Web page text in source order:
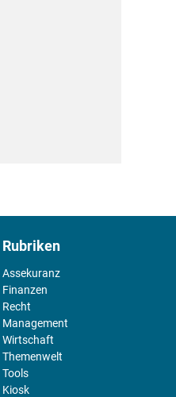
Rubriken
Assekuranz
Finanzen
Recht
Management
Wirtschaft
Themenwelt
Tools
Kiosk